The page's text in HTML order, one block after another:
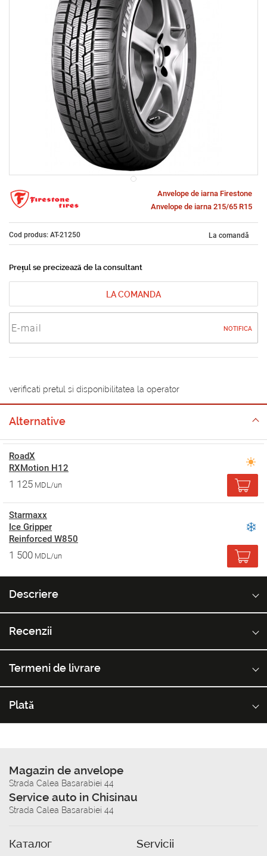
Anvelope de iarna Firestone
Anvelope de iarna 215/65 R15
Cod produs: AT-21250 La comandă
Prețul se precizează de la consultant
LA COMANDA
NOTIFICA
verificati pretul si disponibilitatea la operator
Alternative
RoadX
RXMotion H12
1 125 MDL/un
Starmaxx
Ice Gripper
Reinforced W850
1 500 MDL/un
Descriere
Recenzii
Termeni de livrare
Plată
Magazin de anvelope
Strada Calea Basarabiei 44
Service auto in Chisinau
Strada Calea Basarabiei 44
Каталог Servicii